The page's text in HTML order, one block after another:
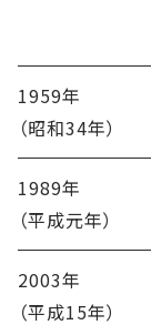
1959年
（昭和34年）
1989年
（平成元年）
2003年
（平成15年）